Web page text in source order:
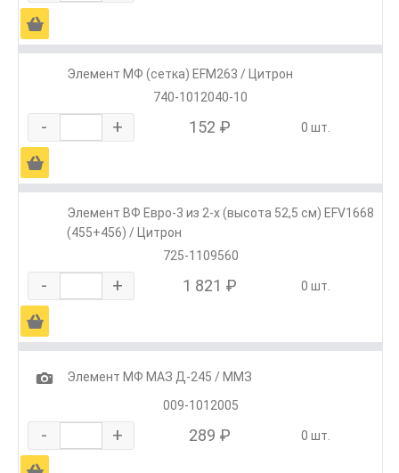
Ä
Элемент МФ (сетка) EFM263 / Цитрон
740-1012040-10
- + 152 ₽ 0 шт.
Ä
Элемент ВФ Евро-3 из 2-х (высота 52,5 см) EFV1668
(455+456) / Цитрон
725-1109560
- + 1 821 ₽ 0 шт.
Ä
1
Элемент МФ МАЗ Д-245 / ММЗ
009-1012005
- + 289 ₽ 0 шт.